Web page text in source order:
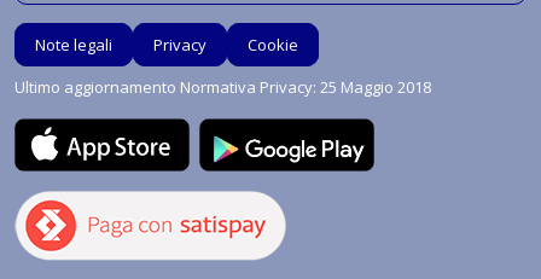
Note legali Privacy
Cookie
Ultimo aggiornamento Normativa Privacy: 25 Maggio 2018